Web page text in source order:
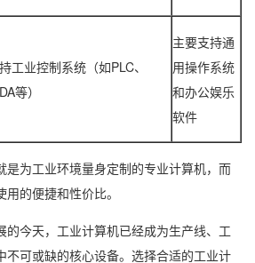
工业控制系统（如PLC、
等）
主要支持通
用操作系统
和办公娱乐
软件
是为工业环境量身定制的专业计算机，而
的便捷和性价比。
的今天，工业计算机已经成为生产线、工
不可或缺的核心设备。选择合适的工业计